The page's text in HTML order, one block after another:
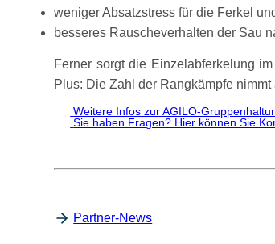
weniger Absatzstress für die Ferkel
besseres Rauscheverhalten der Sau
Ferner sorgt die Einzelabferkelung
Plus: Die Zahl der Rangkämpfe
Weitere Infos zur AGILO-
Sie haben Fragen? Hier können Sie
Partner-News